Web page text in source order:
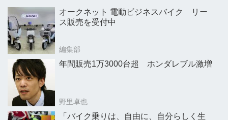
オークネット 電動ビジネスバイク リー
ス販売を受付中
編集部
年間販売1万3000台超 ホンダレブル激増
野里卓也
「バイク乗りは、自由に、自分らしく生